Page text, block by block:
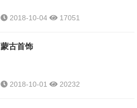
2018-10-04 17051
蒙古首饰
2018-10-01 20232